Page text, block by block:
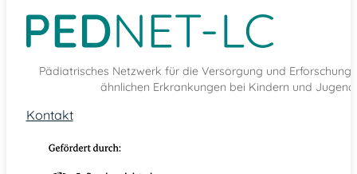
Pädiatrisches Netzwerk für die Versorgung und Erforschung
ähnlichen Erkrankungen bei Kindern und
Kontakt